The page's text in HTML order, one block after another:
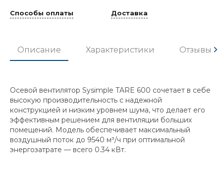
Способы оплаты Доставка
Описание Характеристики Отзывы
Осевой вентилятор Sysimple TARE 600 сочетает в себе
высокую производительность с надежной
конструкцией и низким уровнем шума, что делает его
эффективным решением для вентиляции больших
помещений. Модель обеспечивает максимальный
воздушный поток до 9540 м³/ч при оптимальной
энергозатрате — всего 0.34 кВт.